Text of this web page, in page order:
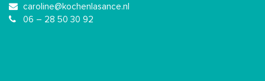
caroline@kochenlasance.nl
06 – 28 50 30 92